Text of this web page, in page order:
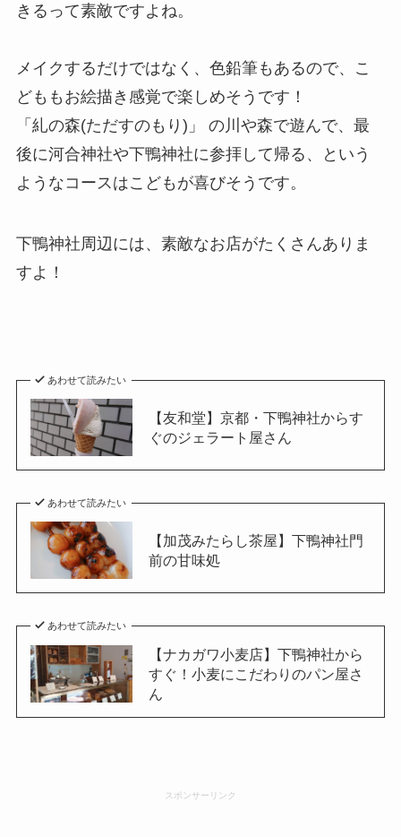
きるって素敵ですよね。
メイクするだけではなく、色鉛筆もあるので、こ
どももお絵描き感覚で楽しめそうです！
「糺の森(ただすのもり)」 の川や森で遊んで、最
後に河合神社や下鴨神社に参拝して帰る、という
ようなコースはこどもが喜びそうです。
下鴨神社周辺には、素敵なお店がたくさんありま
すよ！
あわせて読みたい
【友和堂】京都・下鴨神社からす
ぐのジェラート屋さん
あわせて読みたい
【加茂みたらし茶屋】下鴨神社門
前の甘味処
あわせて読みたい
【ナカガワ小麦店】下鴨神社から
すぐ！小麦にこだわりのパン屋さ
ん
スポンサーリンク